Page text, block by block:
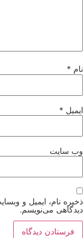
نام *
ایمیل *
وب‌ سایت
ذخیره نام، ایمیل و
دیدگاهی می‌نویسم.